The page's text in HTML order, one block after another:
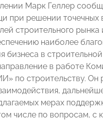
Марк Геллер
при решении точечных
строительного рынка
наиболее
бизнеса в
в работе
по строительству. Он
мерах
числе по вопросам, с